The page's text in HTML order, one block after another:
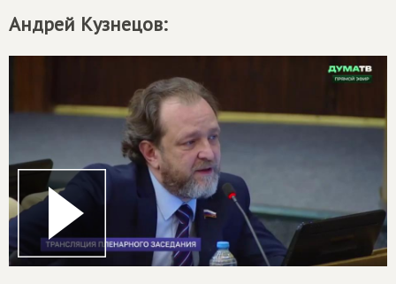
Андрей Кузнецов: